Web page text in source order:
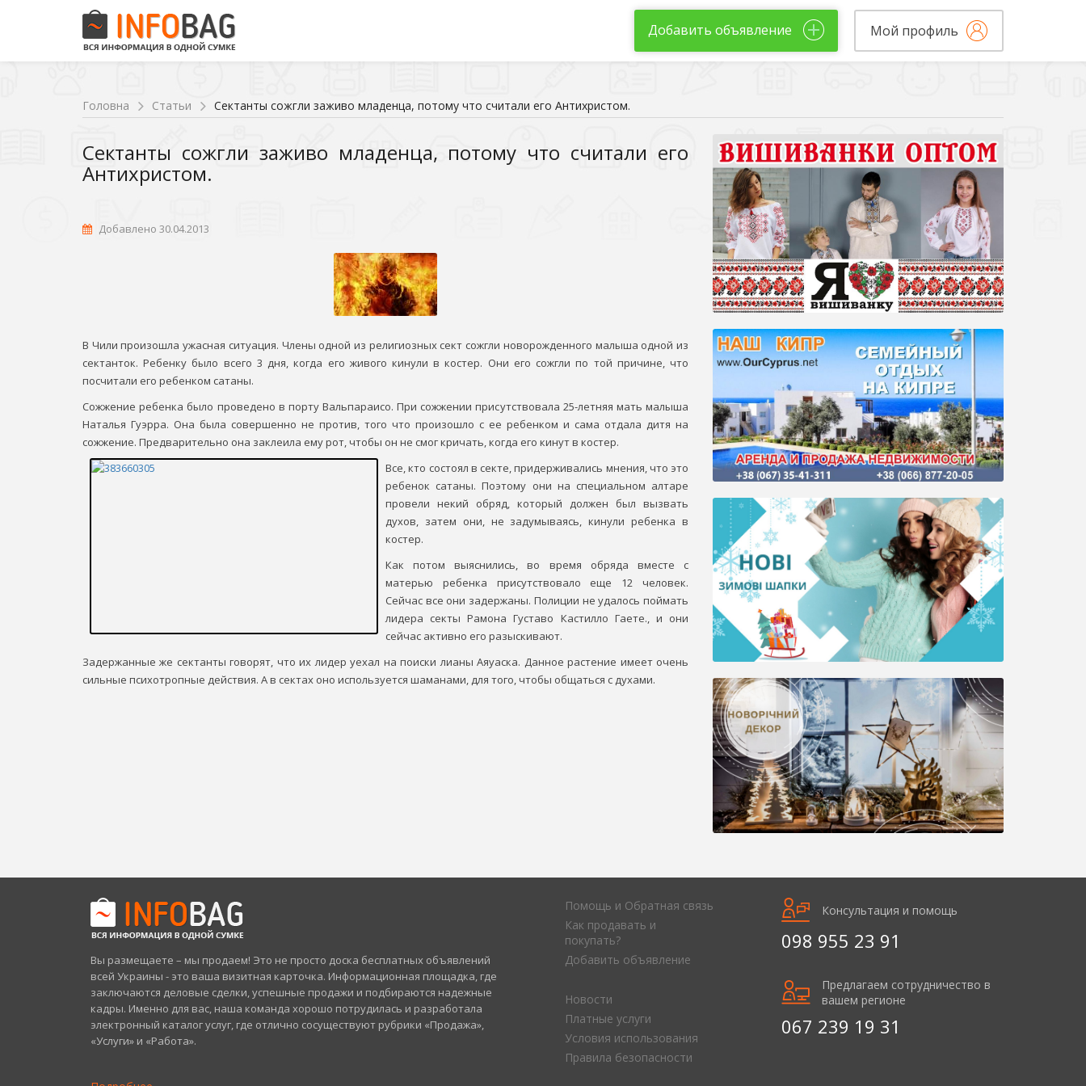
Добавить объявление Мой профиль
Головна Статьи Сектанты сожгли заживо младенца, потому что считали его Антихристом.
Сектанты сожгли заживо младенца, потому что считали его
Антихристом.
Добавлено 30.04.2013
В Чили произошла ужасная ситуация. Члены одной из религиозных сект сожгли новорожденного малыша одной из
сектанток. Ребенку было всего 3 дня, когда его живого кинули в костер. Они его сожгли по той причине, что
посчитали его ребенком сатаны.
Сожжение ребенка было проведено в порту Вальпараисо. При сожжении присутствовала 25-летняя мать малыша
Наталья Гуэрра. Она была совершенно не против, того что произошло с ее ребенком и сама отдала дитя на
сожжение. Предварительно она заклеила ему рот, чтобы он не смог кричать, когда его кинут в костер.
Все, кто состоял в секте, придерживались мнения, что это
ребенок сатаны. Поэтому они на специальном алтаре
провели некий обряд, который должен был вызвать
духов, затем они, не задумываясь, кинули ребенка в
костер.
Как потом выяснились, во время обряда вместе с
матерью ребенка присутствовало еще 12 человек.
Сейчас все они задержаны. Полиции не удалось поймать
лидера секты Рамона Густаво Кастилло Гаете., и они
сейчас активно его разыскивают.
Задержанные же сектанты говорят, что их лидер уехал на поиски лианы Аяуаска. Данное растение имеет очень
сильные психотропные действия. А в сектах оно используется шаманами, для того, чтобы общаться с духами.
Вы размещаете – мы продаем! Это не просто доска бесплатных объявлений
всей Украины - это ваша визитная карточка. Информационная площадка, где
заключаются деловые сделки, успешные продажи и подбираются надежные
кадры. Именно для вас, наша команда хорошо потрудилась и разработала
электронный каталог услуг, где отлично сосуществуют рубрики «Продажа»,
«Услуги» и «Работа».
Помощь и Обратная связь
Как продавать и
покупать?
Добавить объявление
Новости
Платные услуги
Условия использования
Правила безопасности
Консультация и помощь
098 955 23 91
Предлагаем сотрудничество в
вашем регионе
067 239 19 31